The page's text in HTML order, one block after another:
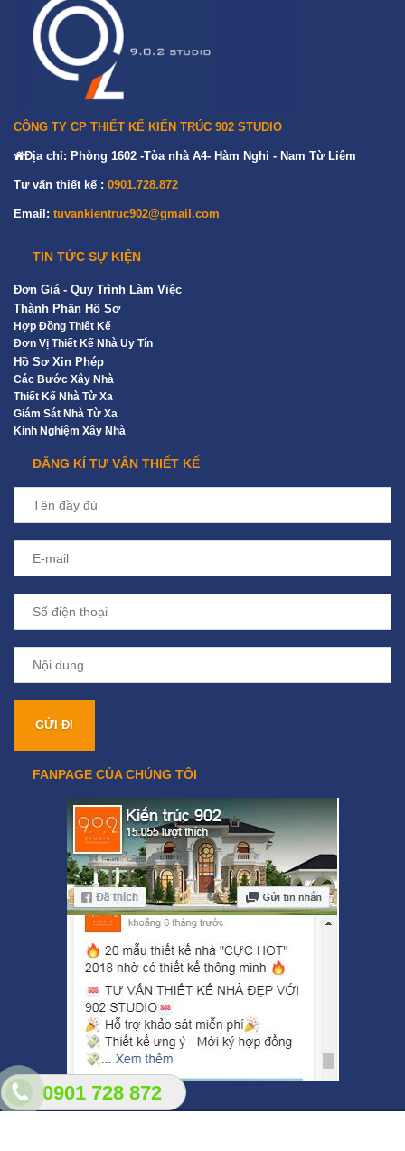
0901 728 872
CÔNG TY CP THIẾT KẾ KIẾN TRÚC 902 STUDIO
Địa chỉ: Phòng 1602 -Tòa nhà A4- Hàm Nghi - Nam Từ Liêm
Tư vấn thiết kế : 0901.728.872
Email: tuvankientruc902@gmail.com
TIN TỨC SỰ KIỆN
Đơn Giá - Quy Trình Làm Việc
Thành Phần Hồ Sơ
Hợp Đồng Thiết Kế
Đơn Vị Thiết Kế Nhà Uy Tín
Hồ Sơ Xin Phép
Các Bước Xây Nhà
Thiết Kế Nhà Từ Xa
Giám Sát Nhà Từ Xa
Kinh Nghiệm Xây Nhà
ĐĂNG KÍ TƯ VẤN THIẾT KẾ
FANPAGE CỦA CHÚNG TÔI